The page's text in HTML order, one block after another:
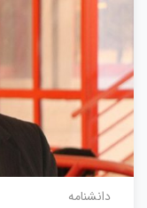
دانشنامه